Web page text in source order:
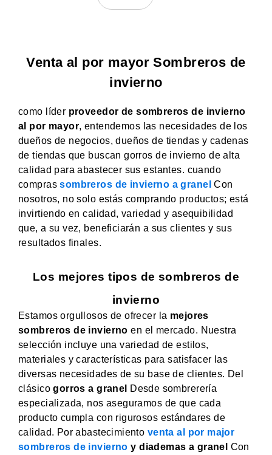
Venta al por mayor Sombreros de
invierno
como líder proveedor de sombreros de invierno
al por mayor, entendemos las necesidades de los
dueños de negocios, dueños de tiendas y cadenas
de tiendas que buscan gorros de invierno de alta
calidad para abastecer sus estantes. cuando
comprassombreros de invierno a granel Con
nosotros, no solo estás comprando productos; está
invirtiendo en calidad, variedad y asequibilidad
que, a su vez, beneficiarán a sus clientes y sus
resultados finales.
Los mejores tipos de sombreros de
invierno
Estamos orgullosos de ofrecer la mejores
sombreros de invierno en el mercado. Nuestra
selección incluye una variedad de estilos,
materiales y características para satisfacer las
diversas necesidades de su base de clientes. Del
clásicogorros a granel
Desde sombrerería
especializada, nos aseguramos de que cada
producto cumpla con rigurosos estándares de
calidad. Por abastecimiento venta al por major
sombreros de invierno y diademas a granel Con